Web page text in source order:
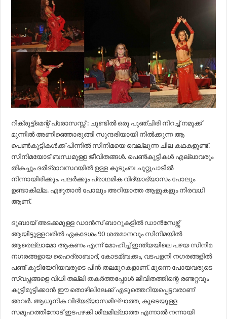
റിക്രൂട്ട്മെന്റ് പ്രോസസ്സ് : ചുണ്ടില്‍ ഒരു പുഞ്ചിരി നിറച്ച്‌ നമുക്ക്
മുന്നില്‍ അണിഞ്ഞൊരുങ്ങി സുന്ദരിയായി നില്‍ക്കുന്ന ആ
പെണ്‍കുട്ടികള്‍ക്ക് പിന്നില്‍ സിനിമയെ വെല്ലുന്ന ചില കഥകളുണ്ട്.
സിനിമയോട് ബന്ധമുള്ള ജീവിതങ്ങള്‍. പെണ്‍കുട്ടികള്‍ എല്ലാവരും
തികച്ചും ദരിദ്രാവസ്ഥയില്‍ ഉള്ള കുടുംബ ചുറ്റുപാടില്‍
നിന്നായിരിക്കും. പലര്‍ക്കും പ്രാഥമിക വിദ്യാഭ്യാസം പോലും
ഉണ്ടാകില്ല. എഴുതാന്‍ പോലും അറിയാത്ത ആളുകളും നിരവധി
ആണ്.
ദുബായ് അടക്കമുള്ള ഡാന്‍സ് ബാറുകളില്‍ ഡാന്‍സേഴ്സ്
ആയിട്ടുള്ളവരില്‍ ഏകദേശം 90 ശതമാനവും സിനിമയില്‍
ആരെല്ലാമോ ആകണം എന്ന് മോഹിച്ച്‌ ഇന്ത്യയിലെ പഴയ സിനിമ
നഗരങ്ങളായ ഹൈദ്രാബാദ്, കോടമ്ബക്കം, വടപളനി നഗരങ്ങളില്‍
പണ്ട് കുടിയേറിയവരുടെ പിന്‍ തലമുറകളാണ്. മുന്നെ പോയവരുടെ
സ്വപ്നങ്ങളെ വിധി തല്ലി തകര്‍ത്തപ്പോള്‍ ജീവിതത്തിന്റെ രണ്ടറ്റവും
കൂട്ടിമുട്ടിക്കാന്‍ ഈ തൊഴിലിലേക്ക് എടുത്തെറിയപ്പെട്ടവരാണ്
അവര്‍. ആധുനിക വിദ്യഭ്യാസമില്ലാത്ത, കൂടെയുള്ള
സമൂഹത്തിനോട് ഇടപഴകി ശീലമില്ലാത്ത എന്നാല്‍ നന്നായി